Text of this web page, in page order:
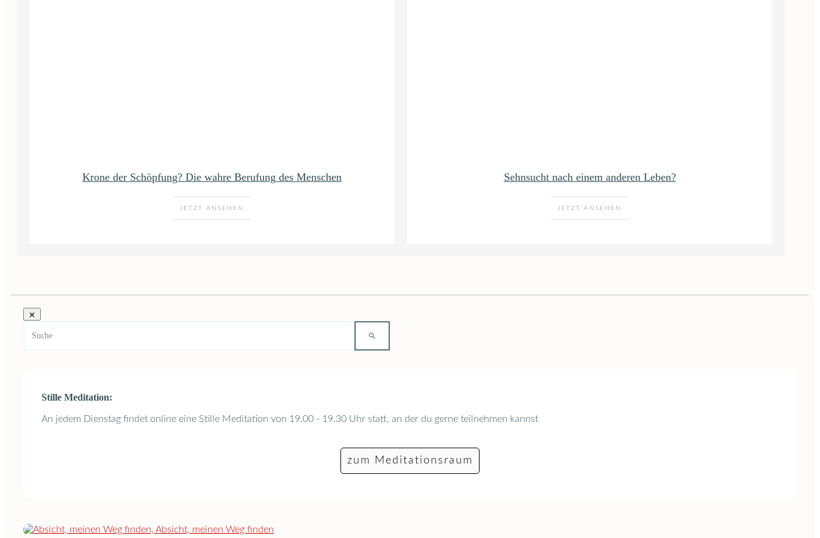
Krone der Schöpfung? Die wahre Berufung des Menschen
JETZT ANSEHEN
Sehnsucht nach einem anderen Leben?
JETZT ANSEHEN
Stille Meditation:
An jedem Dienstag findet online eine Stille Meditation von 19.00 - 19.30 Uhr statt, an der du gerne teilnehmen kannst
zum Meditationsraum